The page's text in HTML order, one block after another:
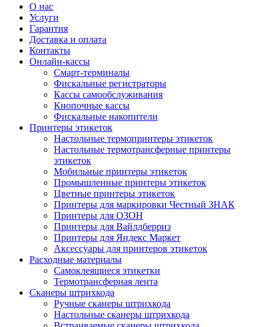
О нас
Услуги
Гарантия
Доставка и оплата
Контакты
Онлайн-кассы
Смарт-терминалы
Фискальные регистраторы
Кассы самообслуживания
Кнопочные кассы
Фискальные накопители
Принтеры этикеток
Настольные термопринтеры этикеток
Настольные термотрансферные принтеры
этикеток
Мобильные принтеры этикеток
Промышленные принтеры этикеток
Цветные принтеры этикеток
Принтеры для маркировки Честный ЗНАК
Принтеры для ОЗОН
Принтеры для Вайлдберриз
Принтеры для Яндекс Маркет
Аксессуары для принтеров этикеток
Расходные материалы
Самоклеящиеся этикетки
Термотрансферная лента
Сканеры штрихкода
Ручные сканеры штрихкода
Настольные сканеры штрихкода